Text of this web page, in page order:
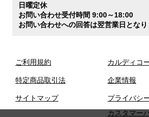
日曜定休
お問い合わせ受付時間 9:00～18:00
お問い合わせへの回答は翌営業日となり
ご利用規約
特定商品取引法
サイトマップ
カルディコ
企業情報
プライバシ
カスタマー